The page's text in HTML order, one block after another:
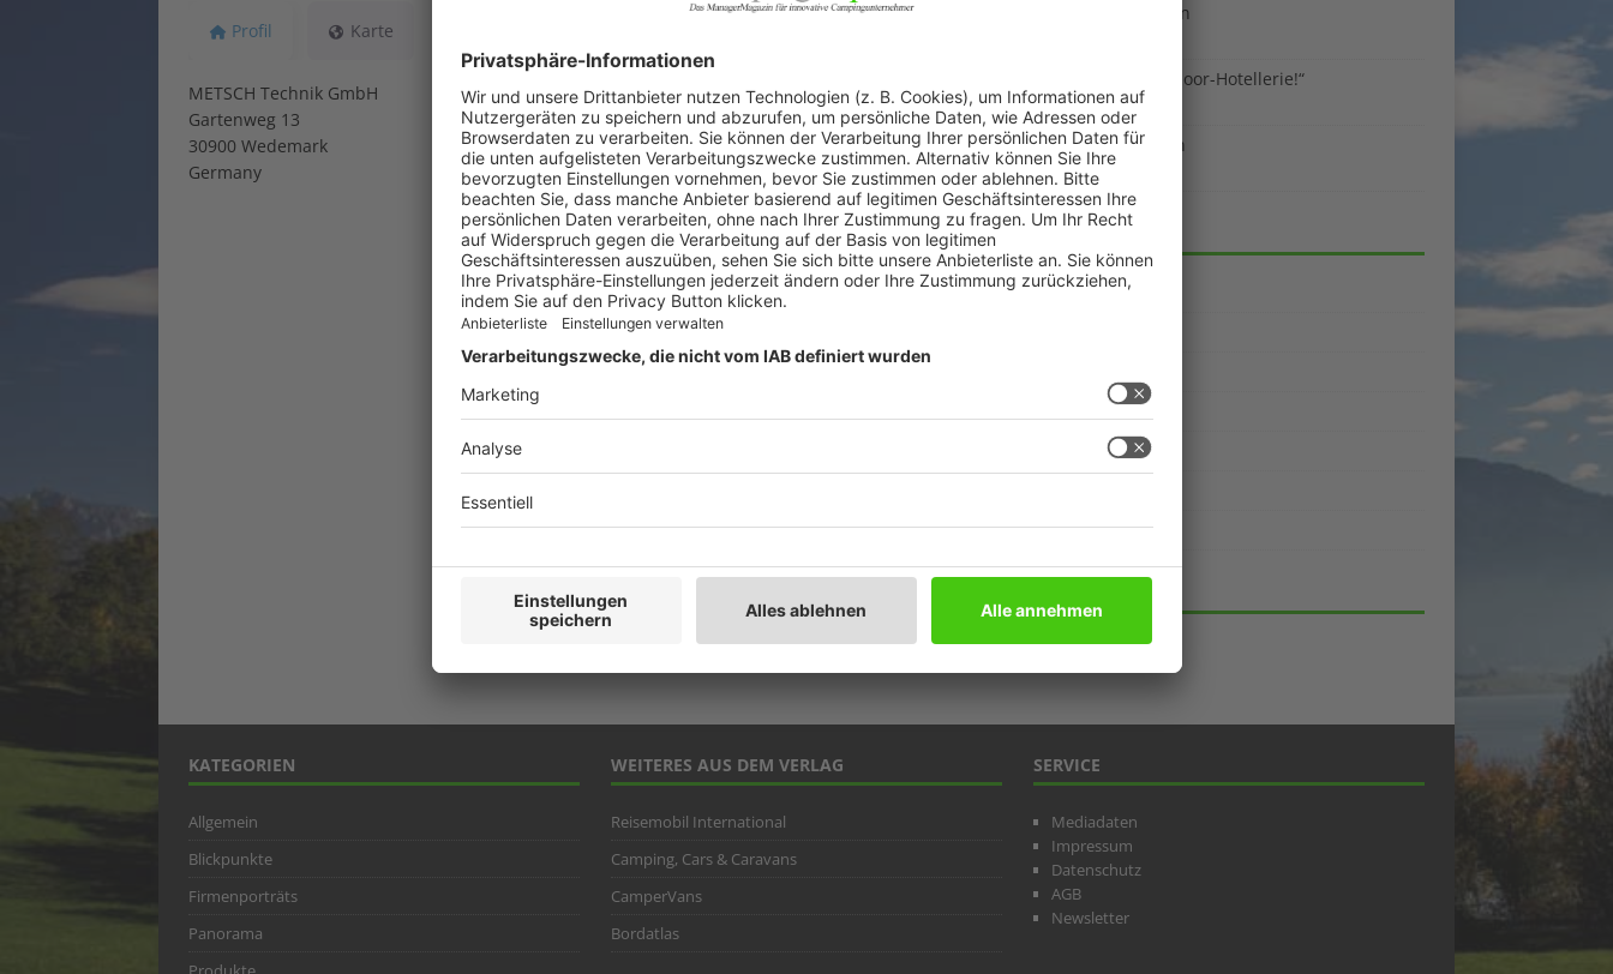
Profil Karte
METSCH Technik GmbH
Gartenweg 13
30900 Wedemark
Germany
Ferienunterkünften
„Wir sind die Outdoor-Hotellerie!“
1. August 2026
Akku gegen Benzin
29. Juli 2026
KATEGORIEN
Allgemein
Panorama
Weitblick
KATEGORIEN
Allgemein
Blickpunkte
Firmenporträts
Panorama
WEITERES AUS DEM VERLAG
Reisemobil International
Camping, Cars & Caravans
CamperVans
Bordatlas
SERVICE
Mediadaten
Impressum
Datenschutz
AGB
Newsletter